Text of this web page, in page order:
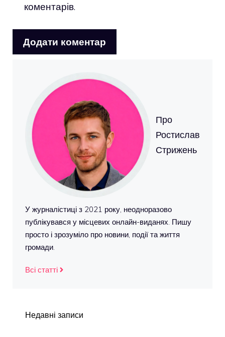
коментарів.
Про
Ростислав
Стрижень
У журналістиці з 2021 року, неодноразово
публікувався у місцевих онлайн-виданях. Пишу
просто і зрозуміло про новини, події та життя
громади.
Всі статті
Недавні записи